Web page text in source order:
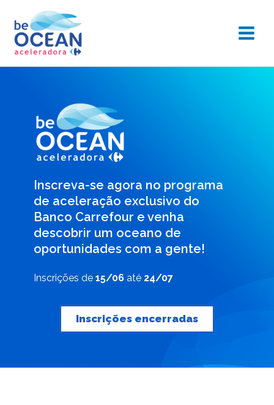
Inscreva-se agora no programa
de aceleração exclusivo do
Banco Carrefour e venha
descobrir um oceano de
oportunidades com a gente!
Inscrições de 15/06até 24/07
Inscrições encerradas